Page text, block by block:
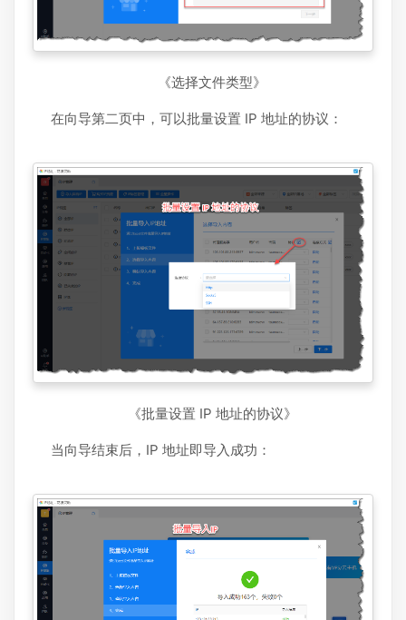
《选择文件类型》
在向导第二页中，可以批量设置 IP 地址的协议：
《批量设置 IP 地址的协议》
当向导结束后，IP 地址即导入成功：